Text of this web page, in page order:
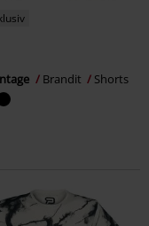
Brandit Shorts